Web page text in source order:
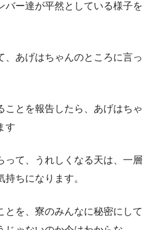
バー達が平然としている様子を
、あげはちゃんのところに言っ
ことを報告したら、あげはちゃ
す
って、うれしくなる天は、一層
持ちになります。
とを、寮のみんなに秘密にして